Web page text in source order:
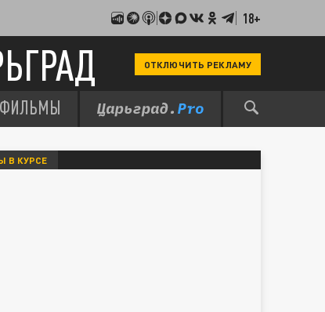
18+
ОТКЛЮЧИТЬ РЕКЛАМУ
ФИЛЬМЫ
В КУРСЕ